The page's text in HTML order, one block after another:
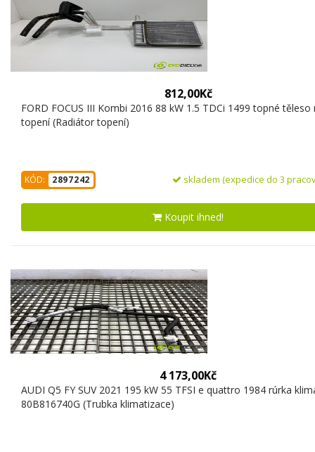
812,00Kč
FORD FOCUS III Kombi 2016 88 kW 1.5 TDCi 1499 topné
topení (Radiátor topení)
KÓD: 2897242 skladem (expedice do 3
Koupit ihned!
4 173,00Kč
AUDI Q5 FY SUV 2021 195 kW 55 TFSI e quattro 1984 rúrka
80B816740G (Trubka klimatizace)